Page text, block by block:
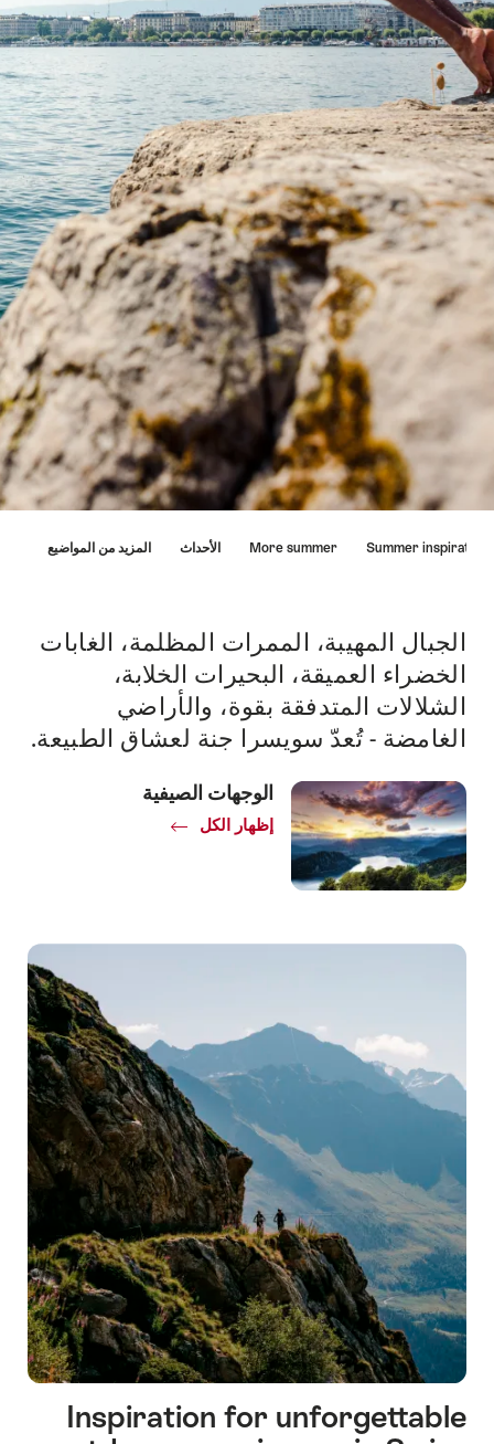
Summer
More summer الأحداث المزيد من المواضيع
Intro
الجبال المهيبة، الممرات المظلمة، الغابات
الخضراء العميقة، البحيرات الخلابة،
الشلالات المتدفقة بقوة، والأراضي
الغامضة - تُعدّ سويسرا جنة لعشاق الطبيعة.
الوجهات الصيفية
إظهار الكل
Inspiration for unforgettable